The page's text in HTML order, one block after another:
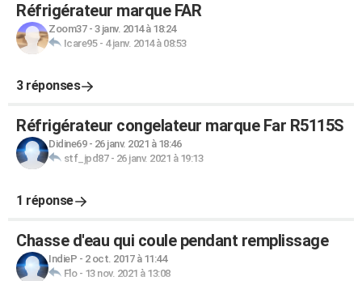
Réfrigérateur marque FAR
Zoom37- 3 janv. 2014 à 18:24
Icare95- 4 janv. 2014 à 08:53
3 réponses
Réfrigérateur congelateur marque Far R5115S
Didine69- 26 janv. 2021 à 18:46
stf_jpd87- 26 janv. 2021 à 19:13
1 réponse
Chasse d'eau qui coule pendant remplissage
IndieP - 2 oct. 2017 à 11:44
Flo- 13 nov. 2021 à 13:08